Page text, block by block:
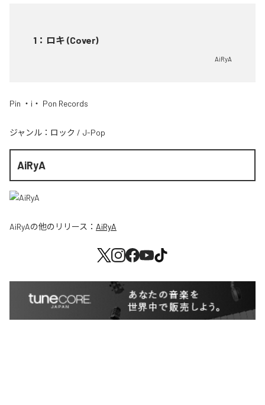
1 ： ロキ (Cover)
AiRyA
Pin ・i・ Pon Records
ジャンル： ロック / J-Pop
AiRyA
AiRyAの他のリリース： AiRyA